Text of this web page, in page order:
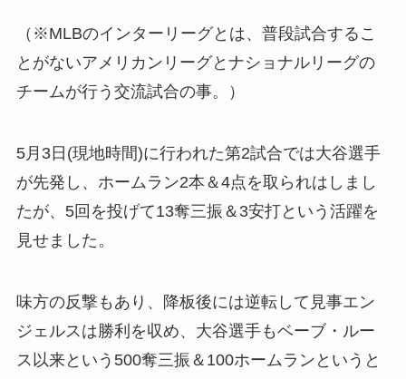
（※MLBのインターリーグとは、普段試合するこ
とがないアメリカンリーグとナショナルリーグの
チームが行う交流試合の事。）
5月3日(現地時間)に行われた第2試合では大谷選手
が先発し、ホームラン2本＆4点を取られはしまし
たが、5回を投げて13奪三振＆3安打という活躍を
見せました。
味方の反撃もあり、降板後には逆転して見事エン
ジェルスは勝利を収め、大谷選手もベーブ・ルー
ス以来という500奪三振＆100ホームランというと